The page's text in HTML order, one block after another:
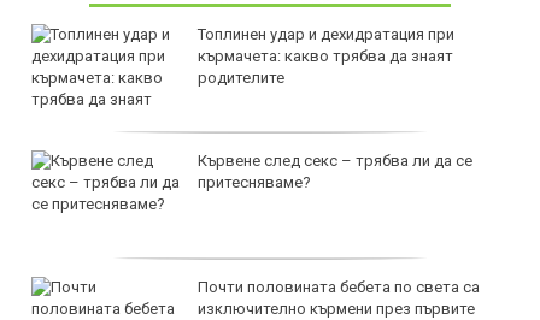
Топлинен удар и дехидратация при
кърмачета: какво трябва да знаят
родителите
Кървене след секс – трябва ли да се
притесняваме?
Почти половината бебета по света са
изключително кърмени през първите